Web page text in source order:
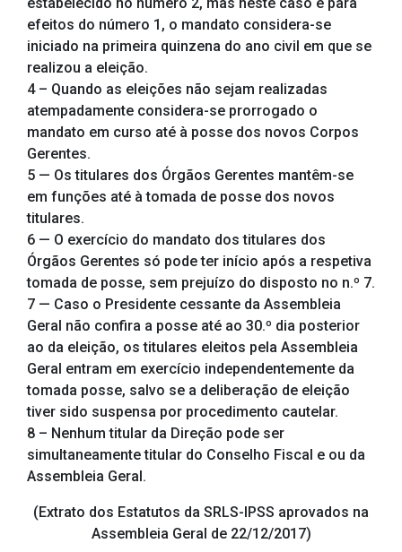
efeitos do número 1, o mandato considera-se
iniciado na primeira quinzena do ano civil em que se
realizou a eleição.
4 – Quando as eleições não sejam realizadas
atempadamente considera-se prorrogado o
mandato em curso até à posse dos novos Corpos
Gerentes.
5 — Os titulares dos Órgãos Gerentes mantêm-se
em funções até à tomada de posse dos novos
titulares.
6 — O exercício do mandato dos titulares dos
Órgãos Gerentes só pode ter início após a respetiva
tomada de posse, sem prejuízo do disposto no n.º 7.
7 — Caso o Presidente cessante da Assembleia
Geral não confira a posse até ao 30.º dia posterior
ao da eleição, os titulares eleitos pela Assembleia
Geral entram em exercício independentemente da
tomada posse, salvo se a deliberação de eleição
tiver sido suspensa por procedimento cautelar.
8 – Nenhum titular da Direção pode ser
simultaneamente titular do Conselho Fiscal e ou da
Assembleia Geral.
(Extrato dos Estatutos da SRLS-IPSS aprovados na
Assembleia Geral de 22/12/2017)